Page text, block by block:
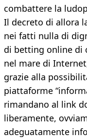
combattere la
Il decreto di allora
nei fatti nulla di
di betting online di
nel mare di
grazie alla
piattaforme
rimandano al link
liberamente,
adeguatamente